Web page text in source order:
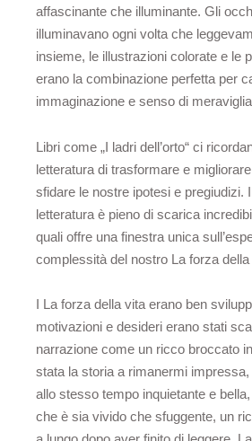
affascinante che illuminante. Gli
illuminavano ogni volta che
insieme, le illustrazioni colorate e le
erano la combinazione perfetta per
immaginazione e senso di
Libri come „I ladri dell’orto“ ci
letteratura di trasformare e
sfidare le nostre ipotesi e pregiudizi.
letteratura è pieno di scarica
quali offre una finestra unica
complessità del nostro La forza
I La forza della vita erano ben
motivazioni e desideri erano stati
narrazione come un ricco broccato
stata la storia a rimanermi
allo stesso tempo inquietante e
che è sia vivido che sfuggente, un